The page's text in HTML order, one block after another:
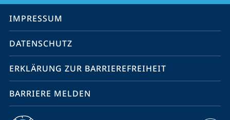
Service-
Navigation
IMPRESSUM
DATENSCHUTZ
ERKLÄRUNG ZUR BARRIEREFREIHEIT
BARRIERE MELDEN